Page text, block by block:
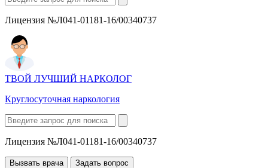
Лицензия №Л041-01181-16/00340737
ТВОЙ ЛУЧШИЙ НАРКОЛОГ
Круглосуточная наркология
Лицензия №Л041-01181-16/00340737
Вызвать врача Задать вопрос